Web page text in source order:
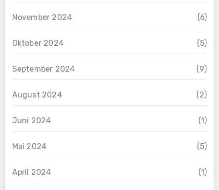
November 2024 (6)
Oktober 2024 (5)
September 2024 (9)
August 2024 (2)
Juni 2024 (1)
Mai 2024 (5)
April 2024 (1)